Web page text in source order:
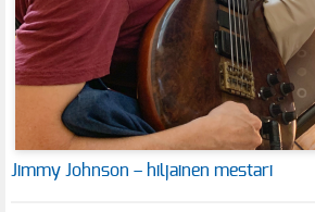
Jimmy Johnson – hiljainen mestari